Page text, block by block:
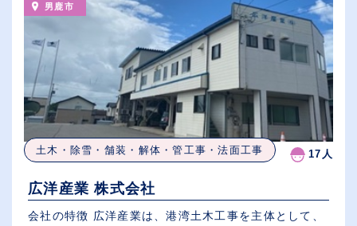
従業員が多い順
休日数が多い順
男鹿市
土木・除雪・舗装・解体・管工事・法面工事 17人
広洋産業 株式会社
会社の特徴 広洋産業は、港湾土木工事を主体として、